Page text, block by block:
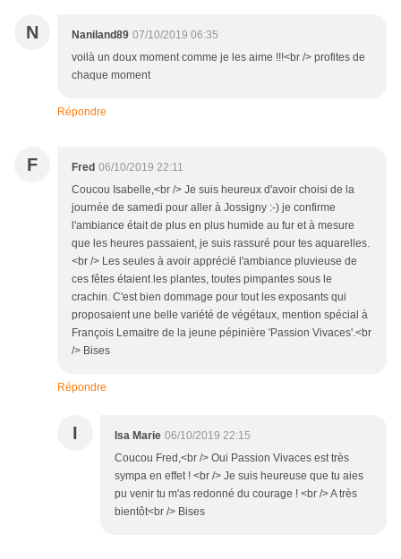
N Naniland89 07/10/2019 06:35
voilà un doux moment comme je les aime !!!<br /> profites de
chaque moment
Répondre
F Fred 06/10/2019 22:11
Coucou Isabelle,<br /> Je suis heureux d'avoir choisi de la
journée de samedi pour aller à Jossigny :-) je confirme
l'ambiance était de plus en plus humide au fur et à mesure
que les heures passaient, je suis rassuré pour tes aquarelles.
<br /> Les seules à avoir apprécié l'ambiance pluvieuse de
ces fêtes étaient les plantes, toutes pimpantes sous le
crachin. C'est bien dommage pour tout les exposants qui
proposaient une belle variété de végétaux, mention spécial à
François Lemaitre de la jeune pépinière 'Passion Vivaces'.<br
/> Bises
Répondre
I Isa Marie 06/10/2019 22:15
Coucou Fred,<br /> Oui Passion Vivaces est très
sympa en effet ! <br /> Je suis heureuse que tu aies
pu venir tu m'as redonné du courage ! <br /> A très
bientôt<br /> Bises